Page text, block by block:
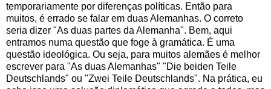
temporariamente por diferenças políticas. Então para
muitos, é errado se falar em duas Alemanhas. O correto
seria dizer "As duas partes da Alemanha". Bem, aqui
entramos numa questão que foge à gramática. É uma
questão ideológica. Ou seja, para muitos alemães é melhor
escrever para "As duas Alemanhas" "Die beiden Teile
Deutschlands" ou "Zwei Teile Deutschlands". Na prática, eu